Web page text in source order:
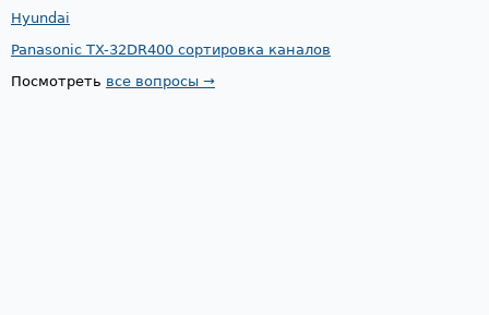
Hyundai
Panasonic TX-32DR400 сортировка каналов
Посмотреть все вопросы →